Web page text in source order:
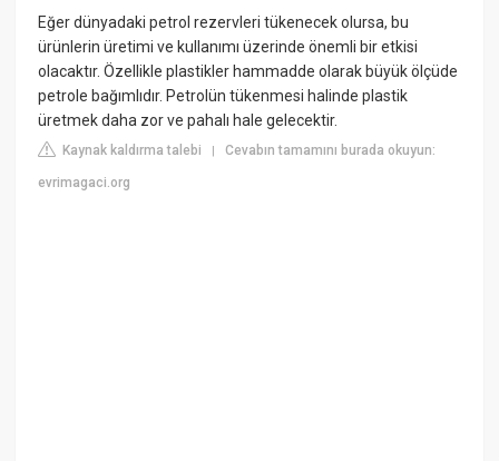
Eğer dünyadaki petrol rezervleri tükenecek olursa, bu
ürünlerin üretimi ve kullanımı üzerinde önemli bir etkisi
olacaktır. Özellikle plastikler hammadde olarak büyük ölçüde
petrole bağımlıdır. Petrolün tükenmesi halinde plastik
üretmek daha zor ve pahalı hale gelecektir.
Kaynak kaldırma talebi |Cevabın tamamını burada okuyun:
evrimagaci.org